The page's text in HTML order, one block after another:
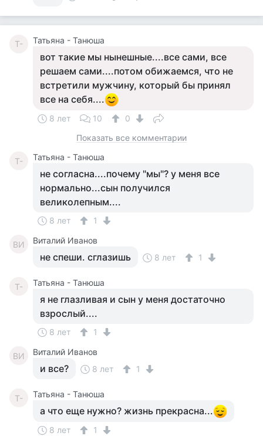
Т- Татьяна - Танюша
вот такие мы нынешные....все сами, все
решаем сами....потом обижаемся, что не
встретили мужчину, который бы принял
все на себя....
8 лет 10
0
Показать все комментарии
Т- Татьяна - Танюша
не согласна....почему "мы"? у меня все
нормально...сын получился
великолепным....
8 лет 1
ВИ Виталий Иванов
не спеши. сглазишь 8 лет 1
Т- Татьяна - Танюша
я не глазливая и сын у меня достаточно
взрослый....
8 лет 1
ВИ Виталий Иванов
и все? 8 лет 1
Т- Татьяна - Танюша
а что еще нужно? жизнь прекрасна...
8 лет 1